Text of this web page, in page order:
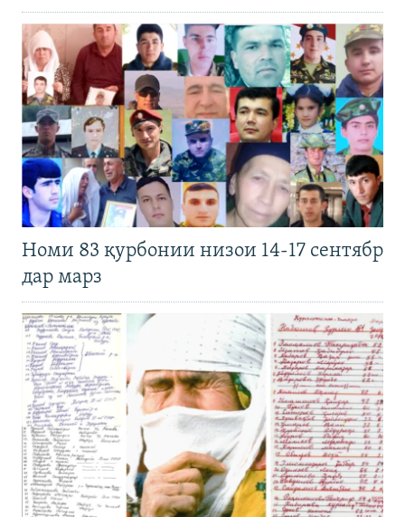
Номи 83 қурбонии низои 14-17 сентябр
дар марз